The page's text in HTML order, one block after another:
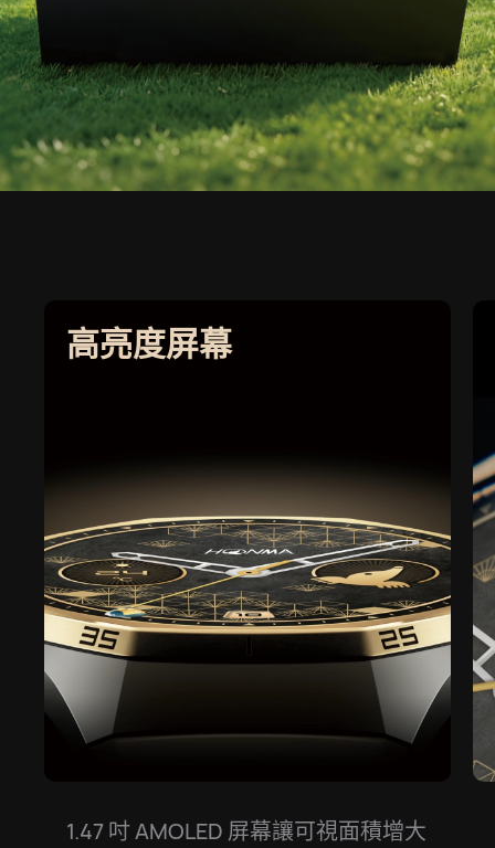
高亮度屏幕
1.47 吋 AMOLED 屏幕讓可視面積增大